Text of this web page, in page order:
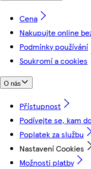
Cena
Nakupujte online
Podmínky používání
Soukromí a cookies
O nás
Přístupnost
Podívejte se, kam
Poplatek za službu
Nastavení Cookies
Možnosti platby